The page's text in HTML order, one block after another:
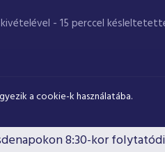
8:30-kor folytatódik.
- 15 perccel
a cookie-k használatába.